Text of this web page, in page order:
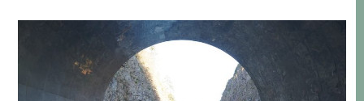
歡迎大家也去新潟吃吃看！ 「極み」壽司官網 連結：https://
sushi-k […]…